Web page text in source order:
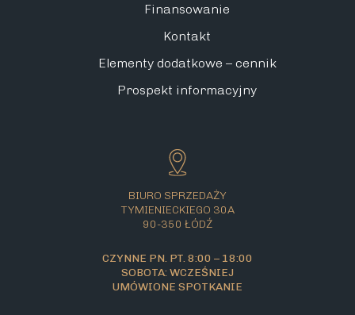
Finansowanie
Kontakt
Elementy dodatkowe – cennik
Prospekt informacyjny
BIURO SPRZEDAŻY
TYMIENIECKIEGO 30A
90-350 ŁÓDŹ
CZYNNE PN. PT. 8:00 – 18:00
SOBOTA: WCZEŚNIEJ
UMÓWIONE SPOTKANIE